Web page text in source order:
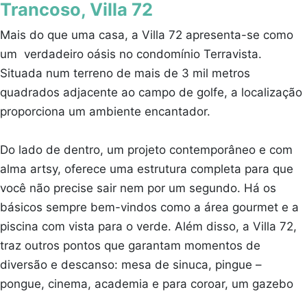
Trancoso, Villa 72
Mais do que uma casa, a Villa 72 apresenta-se como
um verdadeiro oásis no condomínio Terravista.
Situada num terreno de mais de 3 mil metros
quadrados adjacente ao campo de golfe, a localização
proporciona um ambiente encantador.
Do lado de dentro, um projeto contemporâneo e com
alma artsy, oferece uma estrutura completa para que
você não precise sair nem por um segundo. Há os
básicos sempre bem-vindos como a área gourmet e a
piscina com vista para o verde. Além disso, a Villa 72,
traz outros pontos que garantam momentos de
diversão e descanso: mesa de sinuca, pingue –
pongue, cinema, academia e para coroar, um gazebo